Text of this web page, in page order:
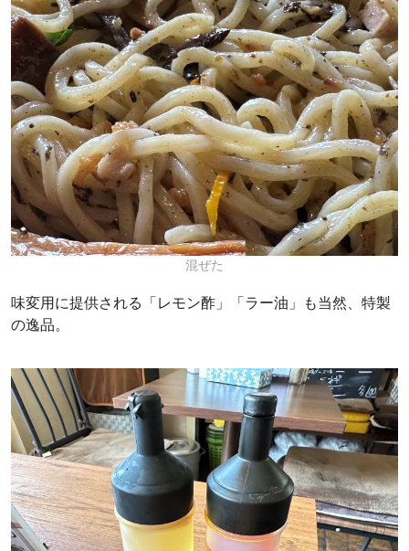
混ぜた
味変用に提供される「レモン酢」「ラー油」も当然、特製
の逸品。